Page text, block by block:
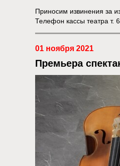
Приносим извинения за
Телефон кассы театра т.
01 ноября 2021
Премьера